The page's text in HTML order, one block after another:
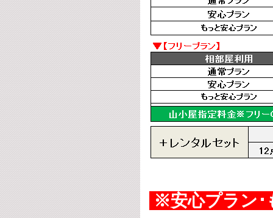
※安心プラン･